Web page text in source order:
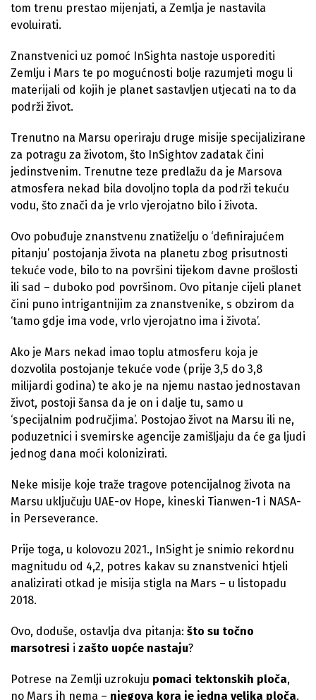
tom trenu prestao mijenjati, a Zemlja je nastavila
evoluirati.
Znanstvenici uz pomoć InSighta nastoje usporediti
Zemlju i Mars te po mogućnosti bolje razumjeti mogu li
materijali od kojih je planet sastavljen utjecati na to da
podrži život.
Trenutno na Marsu operiraju druge misije specijalizirane
za potragu za životom, što InSightov zadatak čini
jedinstvenim. Trenutne teze predlažu da je Marsova
atmosfera nekad bila dovoljno topla da podrži tekuću
vodu, što znači da je vrlo vjerojatno bilo i života.
Ovo pobuđuje znanstvenu znatiželju o ‘definirajućem
pitanju’ postojanja života na planetu zbog prisutnosti
tekuće vode, bilo to na površini tijekom davne prošlosti
ili sad – duboko pod površinom. Ovo pitanje cijeli planet
čini puno intrigantnijim za znanstvenike, s obzirom da
‘tamo gdje ima vode, vrlo vjerojatno ima i života’.
Ako je Mars nekad imao toplu atmosferu koja je
dozvolila postojanje tekuće vode (prije 3,5 do 3,8
milijardi godina) te ako je na njemu nastao jednostavan
život, postoji šansa da je on i dalje tu, samo u
‘specijalnim područjima’. Postojao život na Marsu ili ne,
poduzetnici i svemirske agencije zamišljaju da će ga ljudi
jednog dana moći kolonizirati.
Neke misije koje traže tragove potencijalnog života na
Marsu uključuju UAE-ov Hope, kineski Tianwen-1 i NASA-
in Perseverance.
Prije toga, u kolovozu 2021., InSight je snimio rekordnu
magnitudu od 4,2, potres kakav su znanstvenici htjeli
analizirati otkad je misija stigla na Mars – u listopadu
2018.
Ovo, doduše, ostavlja dva pitanja: što su točno
marsotresi i zašto uopće nastaju?
Potrese na Zemlji uzrokuju pomaci tektonskih ploča,
no Mars ih nema – njegova kora je jedna velika ploča.